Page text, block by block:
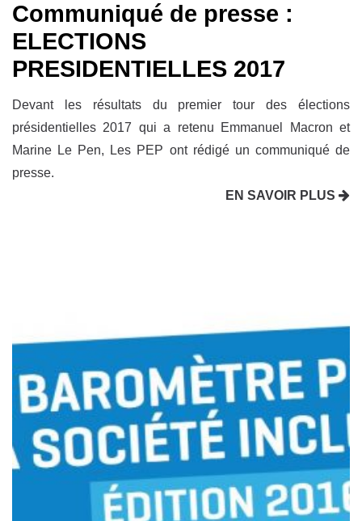
Communiqué de presse :
ELECTIONS
PRESIDENTIELLES 2017
Devant les résultats du premier tour des élections
présidentielles 2017 qui a retenu Emmanuel Macron et
Marine Le Pen, Les PEP ont rédigé un communiqué de
presse.
EN SAVOIR PLUS